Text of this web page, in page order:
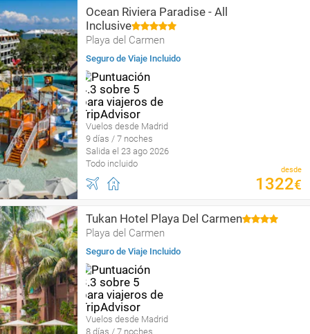
Ocean Riviera Paradise - All
Inclusive
Playa del Carmen
Seguro de Viaje Incluido
Vuelos desde Madrid
9 días / 7 noches
Salida el 23 ago 2026
Todo incluido
desde
1322€
Tukan Hotel Playa Del Carmen
Playa del Carmen
Seguro de Viaje Incluido
Vuelos desde Madrid
8 días / 7 noches